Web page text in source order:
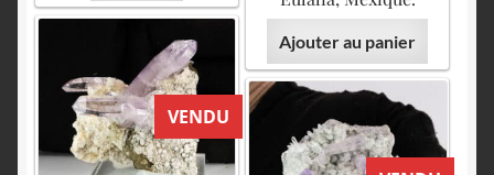
Ajouter au panier
VENDU